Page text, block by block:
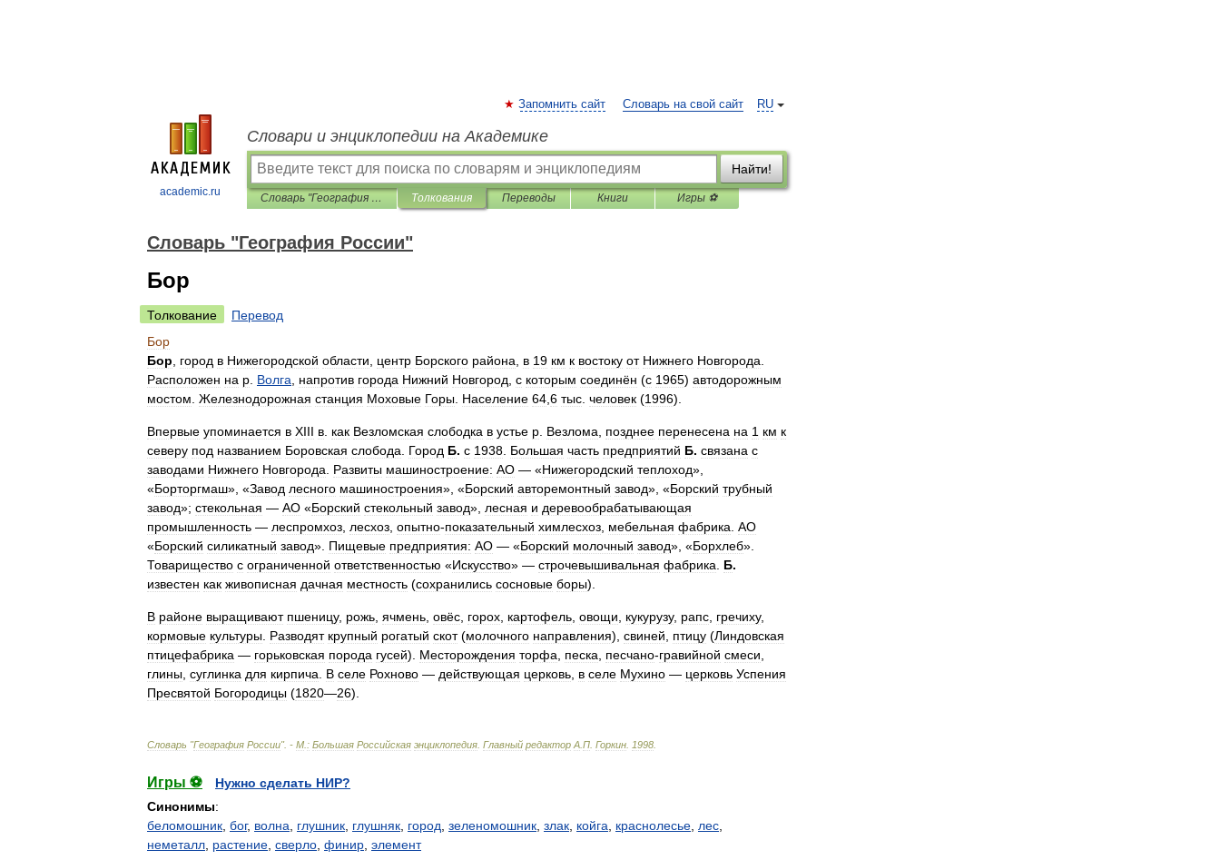
academic.ru
RU
Запомнить сайт Словарь на свой сайт
Словари и энциклопедии на Академике
Найти!
Словарь "География России" Толкования Переводы Книги Игры ⚽
Словарь "География России"
Бор
Толкование
Перевод
Бор
Бор
город в Нижегородской области центр Борского района в 19 км к востоку от Нижнего Новгорода
Расположен на р Волга напротив города Нижний Новгород с которым соединён (с 1965) автодорожным
мостом Железнодорожная станция Моховые Горы Население 64 6 тыс человек (1996).
Впервые упоминается в XIII в как Везломская слободка в устье р Везлома позднее перенесена на 1 км к
северу под названием Боровская слобода Город Б. с 1938 Большая часть предприятий Б. связана с
заводами Нижнего Новгорода Развиты машиностроение: АО — «Нижегородский теплоход»,
«Борторгмаш», «Завод лесного машиностроения», «Борский авторемонтный завод», «Борский трубный
завод»; стекольная — АО «Борский стекольный завод», лесная и деревообрабатывающая
промышленность — леспромхоз лесхоз опытно-показательный химлесхоз мебельная фабрика АО
«Борский силикатный завод». Пищевые предприятия: АО — «Борский молочный завод», «Борхлеб».
Товарищество с ограниченной ответственностью «Искусство» — строчевышивальная фабрика Б.
известен как живописная дачная местность (сохранились сосновые боры).
В районе выращивают пшеницу, рожь ячмень овёс горох картофель овощи кукурузу, рапс гречиху,
кормовые культуры Разводят крупный рогатый скот(молочного направления), свиней птицу (Линдовская
птицефабрика — горьковская порода гусей). Месторождения торфа песка песчано-гравийной смеси
глины суглинка для кирпича В селе Рохново — действующая церковь в селе Мухино — церковь Успения
Пресвятой Богородицы (1820—26).
Словарь "География России". - М : Большая Российская энциклопедия Главный редактор А П Горкин 1998
Игры ⚽
Нужно сделать НИР?
Синонимы:
беломошник бог, волна глушник глушняк город зеленомошник злак койга краснолесье лес
неметалл растение сверло финир элемент